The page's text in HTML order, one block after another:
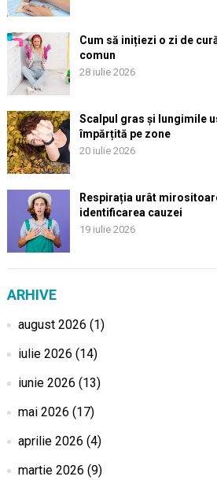
Cum să inițiezi o zi de
comun
28 iulie 2026
Scalpul gras și lungimile
împărțită pe zone
20 iulie 2026
Respirația urât
identificarea cauzei
19 iulie 2026
ARHIVE
august 2026 (1)
iulie 2026 (14)
iunie 2026 (13)
mai 2026 (17)
aprilie 2026 (4)
martie 2026 (9)